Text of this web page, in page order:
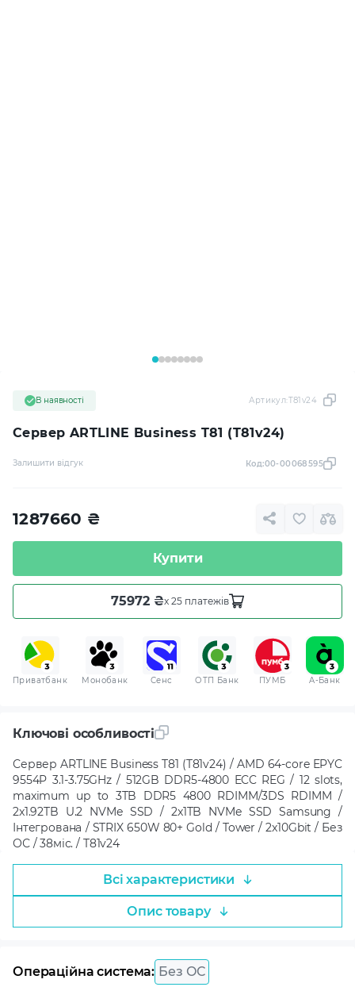
Сервер ARTLINE Business T81 (T81v24)
В наявності Артикул:T81v24
Залишити відгук Код:00-00068595
1287660 ₴
Купити
75972 ₴x 25 платежів
Приватбанк Монобанк Сенс ОТП Банк ПУМБ A-Банк
Ключові особливості
Сервер ARTLINE Business T81 (T81v24) / AMD 64-core EPYC
9554P 3.1-3.75GHz / 512GB DDR5-4800 ECC REG / 12 slots,
maximum up to 3TB DDR5 4800 RDIMM/3DS RDIMM /
2x1.92TB U.2 NVMe SSD / 2x1TB NVMe SSD Samsung /
Інтегрована / STRIX 650W 80+ Gold / Tower / 2x10Gbit / Без
ОС / 38міс. / T81v24
Всі характеристики
Опис товару
Операційна система: Без ОС